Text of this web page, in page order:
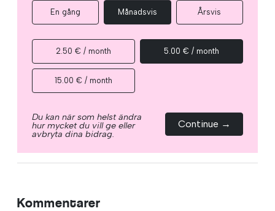
En gång Månadsvis Årsvis
2.50 € / month 5.00 € / month
15.00 € / month
Du kan när som helst ändra
hur mycket du vill ge eller
avbryta dina bidrag.
Continue →
Kommentarer